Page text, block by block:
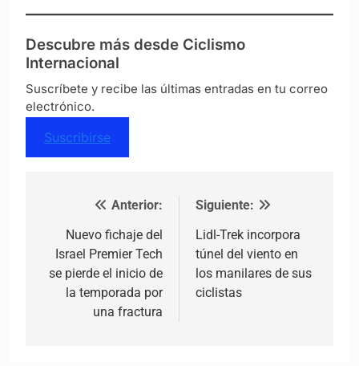
Descubre más desde Ciclismo
Internacional
Suscríbete y recibe las últimas entradas en tu correo
electrónico.
Suscribirse
Navegación de entradas
Anterior:
Nuevo fichaje del
Israel Premier Tech
se pierde el inicio de
la temporada por
una fractura
Siguiente:
Lidl-Trek incorpora
túnel del viento en
los manilares de sus
ciclistas